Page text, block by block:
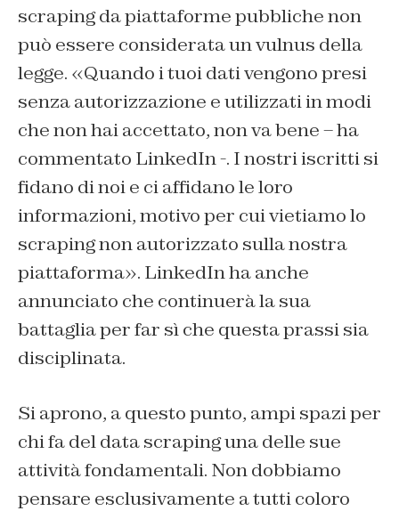
scraping da piattaforme pubbliche non
può essere considerata un vulnus della
legge. «Quando i tuoi dati vengono presi
senza autorizzazione e utilizzati in modi
che non hai accettato, non va bene – ha
commentato LinkedIn -. I nostri iscritti si
fidano di noi e ci affidano le loro
informazioni, motivo per cui vietiamo lo
scraping non autorizzato sulla nostra
piattaforma». LinkedIn ha anche
annunciato che continuerà la sua
battaglia per far sì che questa prassi sia
disciplinata.
Si aprono, a questo punto, ampi spazi per
chi fa del data scraping una delle sue
attività fondamentali. Non dobbiamo
pensare esclusivamente a tutti coloro